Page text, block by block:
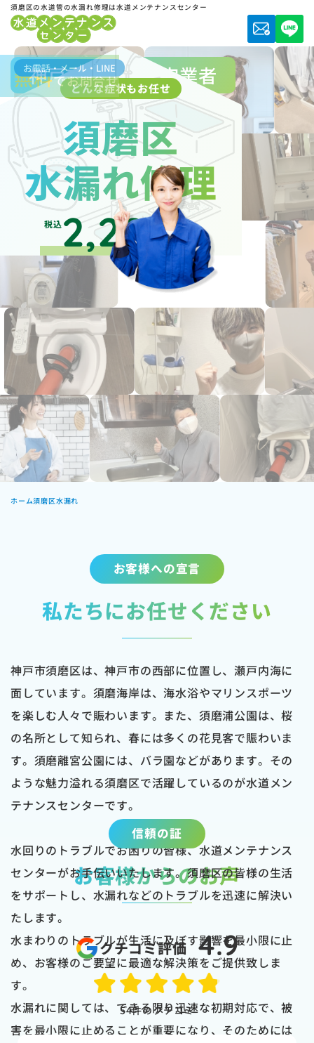
須磨区の水道管の水漏れ修理は水道メンテナンスセンター
神戸市水道局指定業者
どんな症状もお任せ
須磨区
水漏れ修理
税込2,200円～
ホーム須磨区水漏れ
お客様への宣言
私たちにお任せください
神戸市須磨区は、神戸市の西部に位置し、瀬戸内海に
面しています。須磨海岸は、海水浴やマリンスポーツ
を楽しむ人々で賑わいます。また、須磨浦公園は、桜
の名所として知られ、春には多くの花見客で賑わいま
す。須磨離宮公園には、バラ園などがあります。その
ような魅力溢れる須磨区で活躍しているのが水道メン
テナンスセンターです。
水回りのトラブルでお困りの皆様、水道メンテナンス
センターがお手伝いいたします。須磨区の皆様の生活
をサポートし、水漏れなどのトラブルを迅速に解決い
たします。
水まわりのトラブルが生活に及ぼす影響を最小限に止
め、お客様のご要望に最適な解決策をご提供致しま
す。
水漏れに関しては、できる限り迅速な初期対応で、被
害を最小限に止めることが重要になり、そのためには
信頼の証
お客様からのお声
クチコミ評価 4.9
54件のクチコミ
お電話・メール・LINE
無料でお問合せ